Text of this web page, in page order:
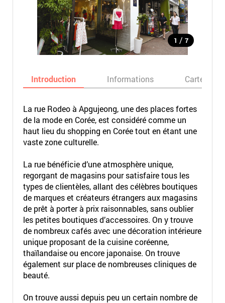
1 / 7
Introduction Informations Carte
La rue Rodeo à Apgujeong, une des places fortes
de la mode en Corée, est considéré comme un
haut lieu du shopping en Corée tout en étant une
vaste zone culturelle.
La rue bénéficie d’une atmosphère unique,
regorgant de magasins pour satisfaire tous les
types de clientèles, allant des célèbres boutiques
de marques et créateurs étrangers aux magasins
de prêt à porter à prix raisonnables, sans oublier
les petites boutiques d’accessoires. On y trouve
de nombreux cafés avec une décoration intérieure
unique proposant de la cuisine coréenne,
thaïlandaise ou encore japonaise. On trouve
également sur place de nombreuses cliniques de
beauté.
On trouve aussi depuis peu un certain nombre de